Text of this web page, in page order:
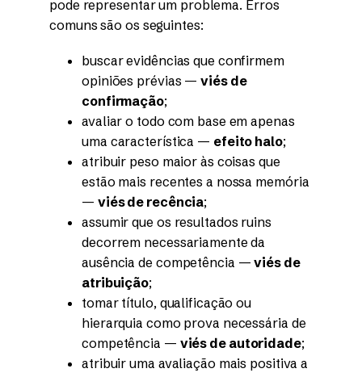
pode representar um problema. Erros
comuns são os seguintes:
buscar evidências que confirmem
opiniões prévias —viés de
confirmação;
avaliar o todo com base em apenas
uma característica — efeito halo;
atribuir peso maior às coisas que
estão mais recentes a nossa memória
— viés de recência;
assumir que os resultados ruins
decorrem necessariamente da
ausência de competência —viés de
atribuição;
tomar título, qualificação ou
hierarquia como prova necessária de
competência — viés de autoridade;
atribuir uma avaliação mais positiva a